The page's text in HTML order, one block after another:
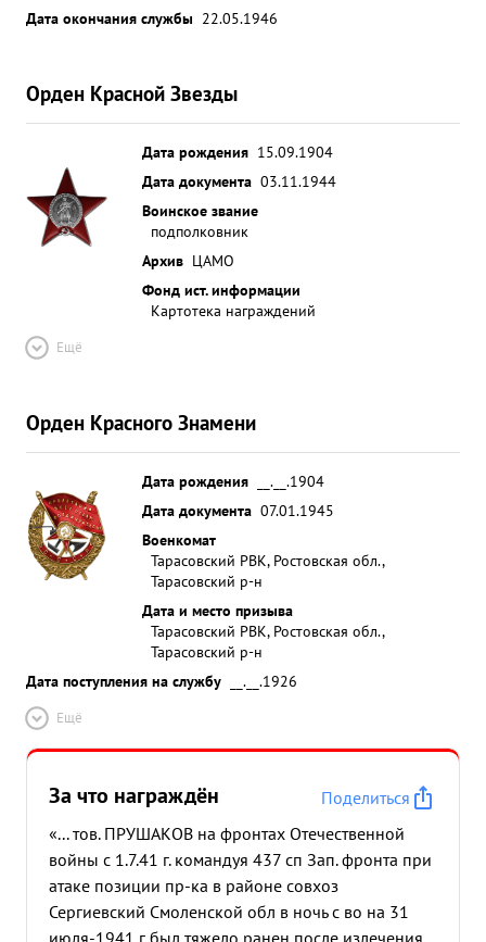
Дата окончания службы 22.05.1946
Орден Красной Звезды
Дата рождения 15.09.1904
Дата документа 03.11.1944
Воинское звание
подполковник
Архив ЦАМО
Фонд ист. информации
Картотека награждений
Ещё
Орден Красного Знамени
Дата рождения
__.__.1904
Дата документа 07.01.1945
Военкомат
Тарасовский РВК, Ростовская обл.,
Тарасовский р-н
Дата и место призыва
Тарасовский РВК, Ростовская обл.,
Тарасовский р-н
Дата поступления на службу
__.__.1926
Ещё
За что награждён
Поделиться
«... тов. ПРУШАКОВ на фронтах Отечественной
войны с 1.7.41 г. командуя 437 сп Зап. фронта при
атаке позиции пр-ка в районе совхоз
Сергиевский Смоленской обл в ночь с во на 31
июля-1941 г был тяжело ранен после излечения